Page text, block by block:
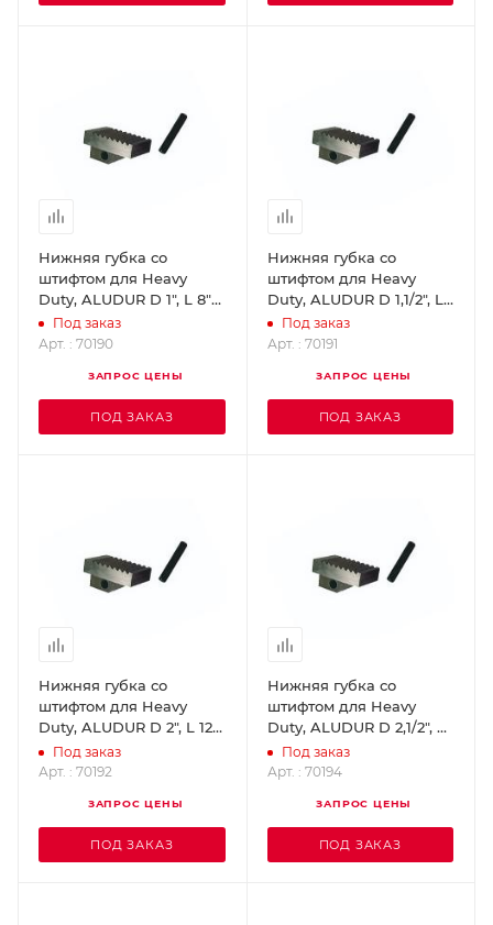
Нижняя губка со
штифтом для Heavy
Duty, ALUDUR D 1", L 8"
ROTHENBERGER 70190
Под заказ
Арт. : 70190
ЗАПРОС ЦЕНЫ
ПОД ЗАКАЗ
Нижняя губка со
штифтом для Heavy
Duty, ALUDUR D 1,1/2", L
10" ROTHENBERGER
70191
Под заказ
Арт. : 70191
ЗАПРОС ЦЕНЫ
ПОД ЗАКАЗ
Нижняя губка со
штифтом для Heavy
Duty, ALUDUR D 2", L 12 +
14" ROTHENBERGER
70192
Под заказ
Арт. : 70192
ЗАПРОС ЦЕНЫ
ПОД ЗАКАЗ
Нижняя губка со
штифтом для Heavy
Duty, ALUDUR D 2,1/2", L
18" ROTHENBERGER
70194
Под заказ
Арт. : 70194
ЗАПРОС ЦЕНЫ
ПОД ЗАКАЗ